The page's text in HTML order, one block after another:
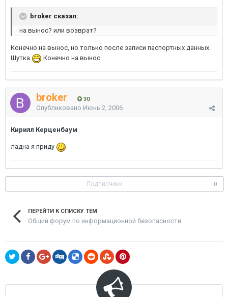
broker сказал:
на вынос? или возврат?
Конечно на вынос, но только после записи паспортных данных.
Шутка
Конечно на вынос
broker 30
Опубликовано Июнь 2, 2006
Кирилл Керценбаум
ладна я приду
Подписчики 0
ПЕРЕЙТИ К СПИСКУ ТЕМ
Общий форум по информационной безопасности